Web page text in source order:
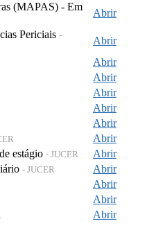
(MAPAS) - Em
Abrir
Periciais -
Abrir
Abrir
Abrir
Abrir
Abrir
Abrir
Abrir
estágio - JUCER
Abrir
- JUCER
Abrir
Abrir
Abrir
Abrir